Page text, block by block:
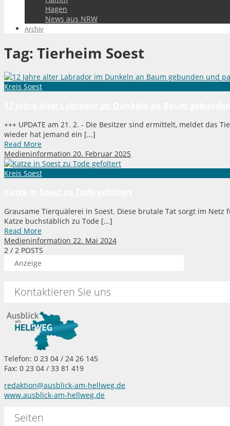
Hagen
News aus NRW
Archiv
Tag: Tierheim Soest
Kreis Soest
+++ UPDATE am 21. 2. - Die Besitzer sind ermittelt, meldet das
wieder hat jemand ein [...]
Read More
Medieninformation 20. Februar 2025
Kreis Soest
Grausame Tierquälerei in Soest. Diese brutale Tat sorgt im
Katze buchstäblich zu Tode [...]
Read More
Medieninformation 22. Mai 2024
2 / 2 POSTS
Anzeige
Kontaktieren Sie uns
Telefon: 0 23 04 / 24 26 145
Fax: 0 23 04 / 33 81 419
redaktion@ausblick-am-hellweg.de
www.ausblick-am-hellweg.de
Seiten